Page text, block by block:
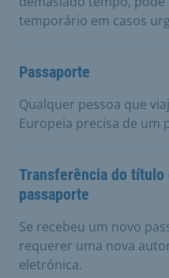
temporário em casos
Passaporte
Qualquer pessoa que
Europeia precisa de um
Transferência do título
passaporte
Se recebeu um novo
requerer uma nova
eletrónica.